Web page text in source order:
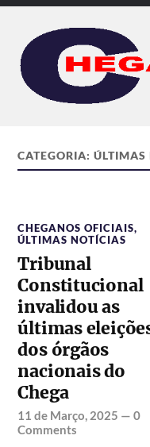
CATEGORIA:ÚLTIMAS
CHEGANOS OFICIAIS,
ÚLTIMAS NOTÍCIAS
Tribunal
Constitucional
invalidou as
últimas
dos órgãos
nacionais do
Chega
11 de Março, 2025 —0
Comments